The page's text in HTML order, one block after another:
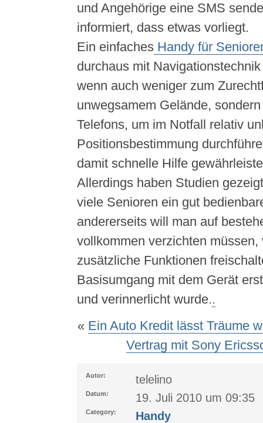
und Angehörige eine SMS
informiert, dass etwas vorliegt.
Ein einfachesHandy für
durchaus mit
wenn auch weniger zum
unwegsamem Gelände,
Telefons, um im Notfall relativ
Positionsbestimmung
damit schnelle Hilfe
Allerdings haben Studien
viele Senioren ein gut
andererseits will man auf
vollkommen verzichten
zusätzliche Funktionen
Basisumgang mit dem Gerät
und verinnerlicht wurde..
« Ein Auto Kredit lässt Träume
Vertrag mit Sony
Autor: telelino
Datum: 19. Juli 2010 um 09:35
Category: Handy